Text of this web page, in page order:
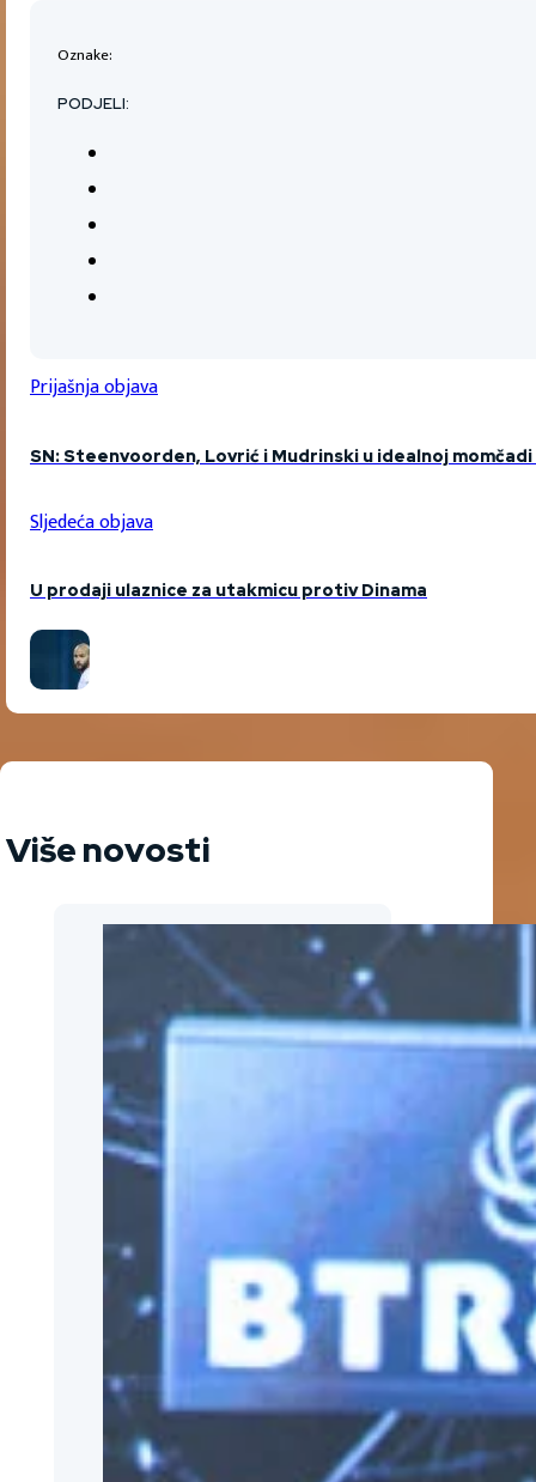
Oznake:
PODJELI:
Prijašnja objava
SN: Steenvoorden, Lovrić i Mudrinski u idealnoj momčadi
Sljedeća objava
U prodaji ulaznice za utakmicu protiv Dinama
Više novosti